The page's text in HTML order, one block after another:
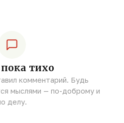
пока тихо
комментарий. Будь
мыслями — по-доброму и
делу.